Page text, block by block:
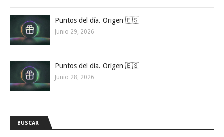
Puntos del día. Origen 🇪🇸
Junio 29, 2026
Puntos del día. Origen 🇪🇸
Junio 28, 2026
BUSCAR